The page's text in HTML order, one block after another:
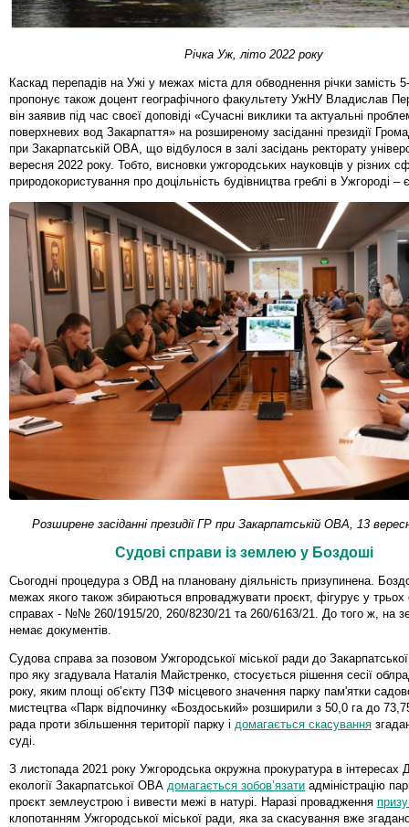
Річка Уж, літо 2022 року
Каскад перепадів на Ужі у межах міста для обводнення річки замість
пропонує також доцент географічного факультету УжНУ Владислав
він заявив під час своєї доповіді «Сучасні виклики та актуальні
поверхневих вод Закарпаття» на розширеному засіданні президії
при Закарпатській ОВА, що відбулося в залі засідань ректорату
вересня 2022 року. Тобто, висновки ужгородських науковців у різних
природокористування про доцільність будівництва греблі в Ужгороді –
Розширене засіданні президії ГР при Закарпатській ОВА, 13
Судові справи із землею у Боздоші
Сьогодні процедура з ОВД на плановану діяльність призупинена.
межах якого також збираються впроваджувати проєкт, фігурує у трьох
справах - №№ 260/1915/20, 260/8230/21 та 260/6163/21. До того ж, на
немає документів.
Судова справа за позовом Ужгородської міської ради до
про яку згадувала Наталія Майстренко, стосується рішення сесії
року, яким площі об’єкту ПЗФ місцевого значення парку пам'ятки
мистецтва «Парк відпочинку «Боздоський» розширили з 50,0 га до
рада проти збільшення території парку і домагається скасування
суді.
З листопада 2021 року Ужгородська окружна прокуратура в інтересах
екології Закарпатської ОВА домагається зобов’язати адміністрацію
проєкт землеустрою і вивести межі в натурі. Наразі провадження
клопотанням Ужгородської міської ради, яка за скасування вже